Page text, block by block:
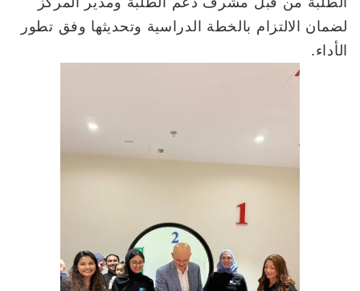
لضمان الالتزام بالخطة الدراسية وتحديثها وفق تطور
الأداء.